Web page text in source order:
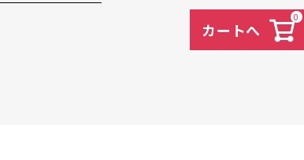
カートへ
0